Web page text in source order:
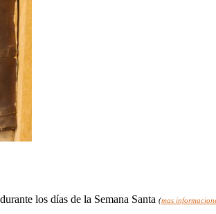
los días de la Semana Santa (mas